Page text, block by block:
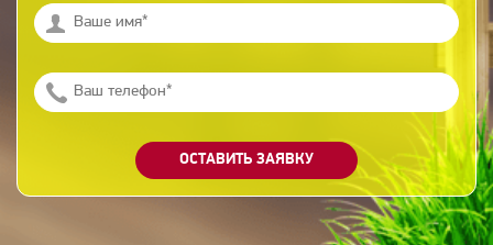
ОСТАВИТЬ ЗАЯВКУ